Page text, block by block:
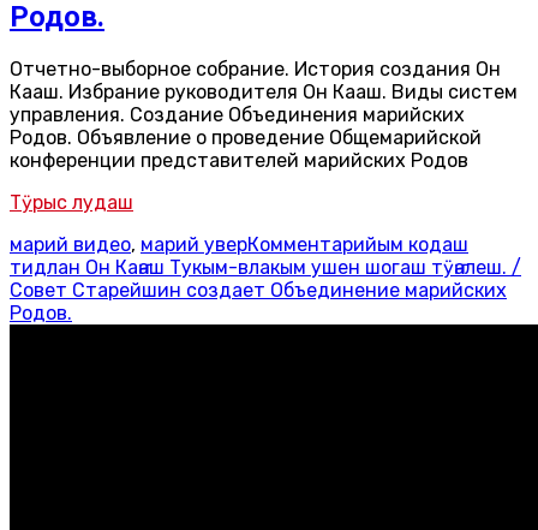
Родов.
Отчетно-выборное собрание. История создания Он
Каҥаш. Избрание руководителя Он Каҥаш. Виды систем
управления. Создание Объединения марийских
Родов. Объявление о проведение Общемарийской
конференции представителей марийских Родов
Тӱрыс лудаш
марий видео, марий уверКомментарийым кодаш
тидлан Он Каҥаш Тукым-влакым ушен шогаш тӱҥалеш. /
Совет Старейшин создает Объединение марийских
Родов.